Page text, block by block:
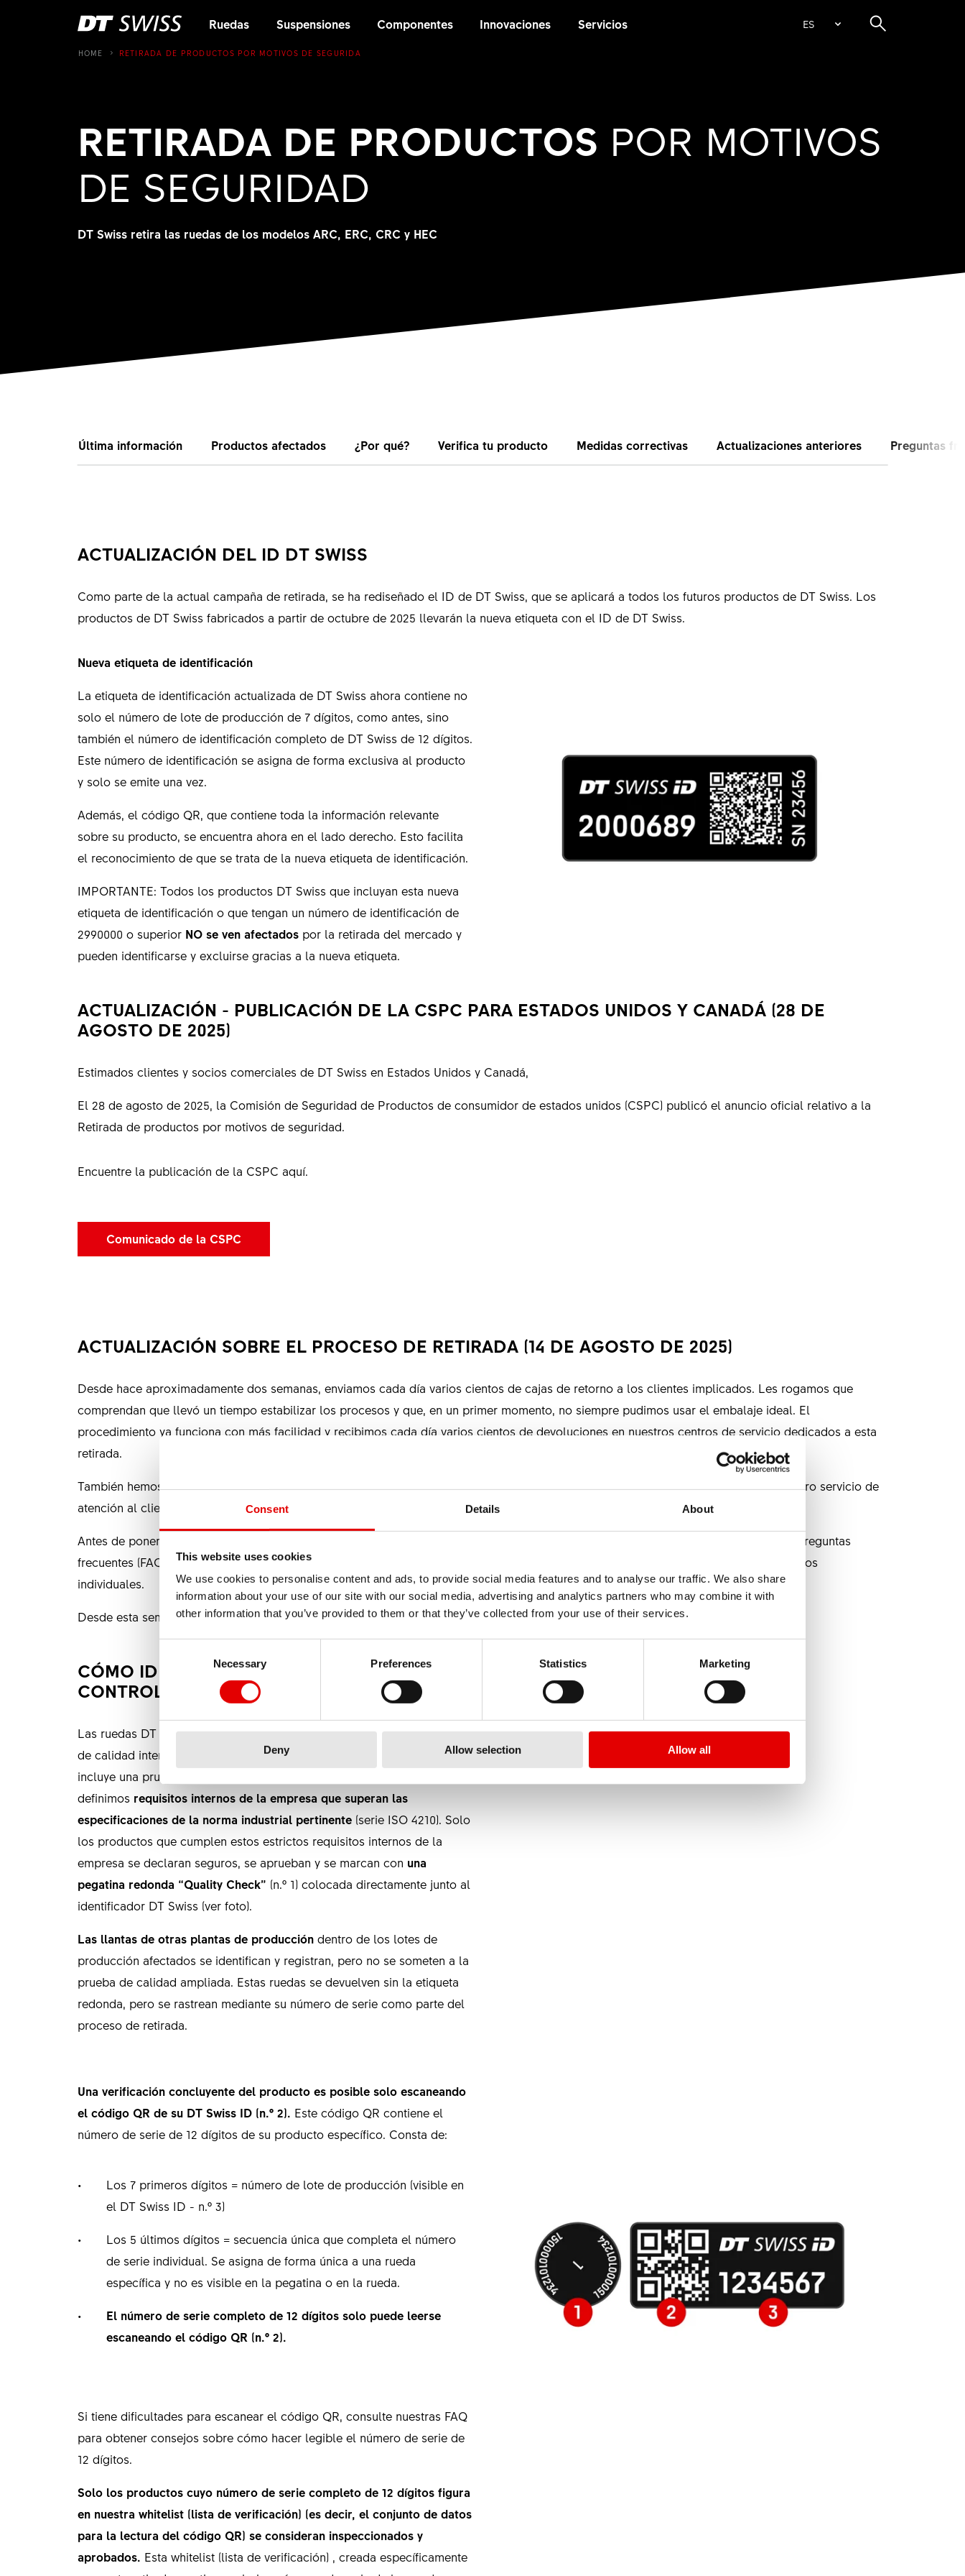
Consent Details About
This website uses cookies
We use cookies to personalise content and ads, to provide social media features and to analyse our traffic. We also share
information about your use of our site with our social media, advertising and analytics partners who may combine it with
other information that you’ve provided to them or that they’ve collected from your use of their services.
Necessary
Preferences Statistics Marketing
Deny Allow selection Allow all
Ruedas Suspensiones Componentes Innovaciones Servicios ES
HOME RETIRADA DE PRODUCTOS POR MOTIVOS DE SEGURIDA
RETIRADA DE PRODUCTOS POR MOTIVOS
DE SEGURIDAD
DT Swiss retira las ruedas de los modelos ARC, ERC, CRC y HEC
Última información Productos afectados ¿Por qué? Verifica tu producto Medidas correctivas Actualizaciones anteriores Preguntas
ACTUALIZACIÓN DEL ID DT SWISS
Como parte de la actual campaña de retirada, se ha rediseñado el ID de DT Swiss, que se aplicará a todos los futuros productos de DT Swiss. Los
productos de DT Swiss fabricados a partir de octubre de 2025 llevarán la nueva etiqueta con el ID de DT Swiss.
Nueva etiqueta de identificación
La etiqueta de identificación actualizada de DT Swiss ahora contiene no
solo el número de lote de producción de 7 dígitos, como antes, sino
también el número de identificación completo de DT Swiss de 12 dígitos.
Este número de identificación se asigna de forma exclusiva al producto
y solo se emite una vez.
Además, el código QR, que contiene toda la información relevante
sobre su producto, se encuentra ahora en el lado derecho. Esto facilita
el reconocimiento de que se trata de la nueva etiqueta de identificación.
IMPORTANTE: Todos los productos DT Swiss que incluyan esta nueva
etiqueta de identificación o que tengan un número de identificación de
2990000 o superior NO se ven afectadospor la retirada del mercado y
pueden identificarse y excluirse gracias a la nueva etiqueta.
ACTUALIZACIÓN - PUBLICACIÓN DE LA CSPC PARA ESTADOS UNIDOS Y CANADÁ (28 DE
AGOSTO DE 2025)
Estimados clientes y socios comerciales de DT Swiss en Estados Unidos y Canadá,
El 28 de agosto de 2025, la Comisión de Seguridad de Productos de consumidor de estados unidos (CSPC) publicó el anuncio oficial relativo a la
Retirada de productos por motivos de seguridad.
Encuentre la publicación de la CSPC aquí.
Comunicado de la CSPC
ACTUALIZACIÓN SOBRE EL PROCESO DE RETIRADA (14 DE AGOSTO DE 2025)
Desde hace aproximadamente dos semanas, enviamos cada día varios cientos de cajas de retorno a los clientes implicados. Les rogamos que
comprendan que llevó un tiempo estabilizar los procesos y que, en un primer momento, no siempre pudimos usar el embalaje ideal. El
procedimiento ya funciona con más facilidad y recibimos cada día varios cientos de devoluciones en nuestros centros de servicio dedicados a esta
retirada.
También hemos aumentado nuestra capacidad de prueba y reforzado nuestros equipos de servicio para acelerar el tratamiento. Nuestro servicio de
atención al cliente también gestiona un gran número de solicitudes cada día.
Antes de ponerse en contacto con nosotros, por favor consulte detenidamente nuestra página web dedicada a la retirada y nuestras preguntas
frecuentes (FAQ). Allí encontrará ya respuestas a muchas preguntas, lo que nos permitirá centrarnos de forma más eficiente en los casos
individuales.
Desde esta semana, hemos empezado a devolver varias cientos de ruedas controladas y aprobadas a los clientes implicados.
CÓMO IDENTIFICAR LOS PRODUCTOS
CONTROLADOS Y APROBADOS
Las ruedas DT Swiss afectadas por la retirada se someten a un control
de calidad interno.
En el caso de las llantas fabricadas en Vietnam
, esto
incluye una prueba de calidad exhaustiva. Con esta prueba de calidad,
definimosrequisitos internos de la empresa que superan las
especificaciones de la norma industrial pertinente(serie ISO 4210). Solo
los productos que cumplen estos estrictos requisitos internos de la
empresa se declaran seguros, se aprueban y se marcan con una
pegatina redonda “Quality Check” (n.º 1) colocada directamente junto al
identificador DT Swiss (ver foto).
Las llantas de otras plantas de produccióndentro de los lotes de
producción afectados se identifican y registran, pero no se someten a la
prueba de calidad ampliada. Estas ruedas se devuelven sin la etiqueta
redonda, pero se rastrean mediante su número de serie como parte del
proceso de retirada.
Una verificación concluyente del producto es posible solo escaneando
el código QR de su DT Swiss ID (n.º 2). Este código QR contiene el
número de serie de 12 dígitos de su producto específico. Consta de:
Los 7 primeros dígitos = número de lote de producción (visible en
el DT Swiss ID - n.º 3)
Los 5 últimos dígitos = secuencia única que completa el número
de serie individual. Se asigna de forma única a una rueda
específica y no es visible en la pegatina o en la rueda.
El número de serie completo de 12 dígitos solo puede leerse
escaneando el código QR (n.º 2).
Si tiene dificultades para escanear el código QR, consulte nuestras FAQ
para obtener consejos sobre cómo hacer legible el número de serie de
12 dígitos.
Solo los productos cuyo número de serie completo de 12 dígitos figura
en nuestra whitelist (lista de verificación) (es decir, el conjunto de datos
para la lectura del código QR) se consideran inspeccionados y
aprobados. Esta whitelist (lista de verificación) , creada específicamente